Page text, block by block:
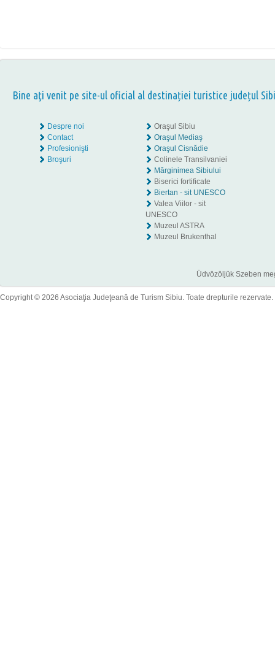
Bine aţi venit pe site-ul oficial al destinației turistice județul
Despre noi
Contact
Profesionişti
Broşuri
Oraşul Sibiu
Oraşul Mediaş
Oraşul Cisnădie
Colinele Transilvaniei
Mărginimea Sibiului
Biserici fortificate
Biertan - sit UNESCO
Valea Viilor - sit
UNESCO
Muzeul ASTRA
Muzeul Brukenthal
Üdvözöljük Szeben
Copyright © 2026 Asociaţia Judeţeană de Turism Sibiu. Toate drepturile rezervate.